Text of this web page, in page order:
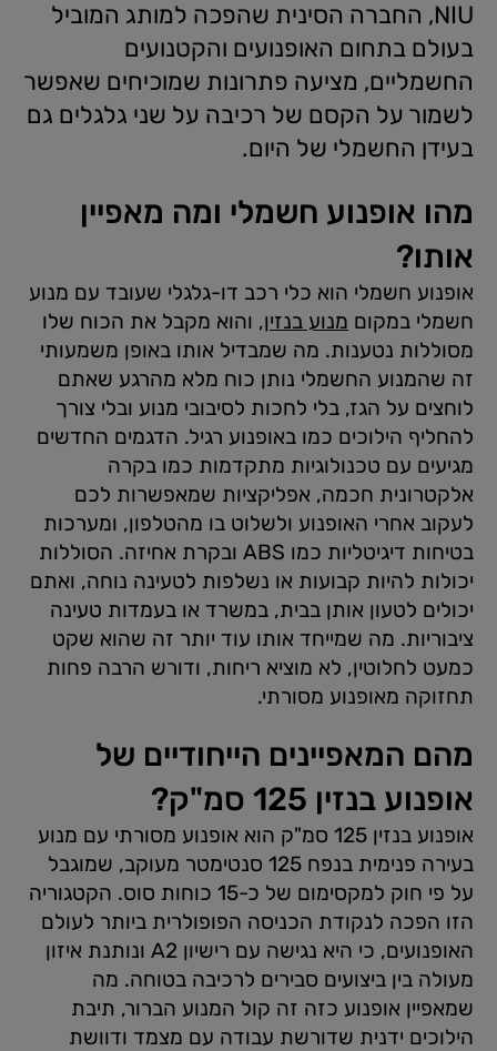
NIU, החברה הסינית שהפכה למותג המוביל
בעולם בתחום האופנועים והקטנועים
החשמליים, מציעה פתרונות שמוכיחים שאפשר
לשמור על הקסם של רכיבה על שני גלגלים גם
בעידן החשמלי של היום.
מהו אופנוע חשמלי ומה מאפיין
אותו?
אופנוע חשמלי הוא כלי רכב דו-גלגלי שעובד עם מנוע
חשמלי במקום מנוע בנזין, והוא מקבל את הכוח שלו
מסוללות נטענות. מה שמבדיל אותו באופן משמעותי
זה שהמנוע החשמלי נותן כוח מלא מהרגע שאתם
לוחצים על הגז, בלי לחכות לסיבובי מנוע ובלי צורך
להחליף הילוכים כמו באופנוע רגיל. הדגמים החדשים
מגיעים עם טכנולוגיות מתקדמות כמו בקרה
אלקטרונית חכמה, אפליקציות שמאפשרות לכם
לעקוב אחרי האופנוע ולשלוט בו מהטלפון, ומערכות
בטיחות דיגיטליות כמו ABS ובקרת אחיזה. הסוללות
יכולות להיות קבועות או נשלפות לטעינה נוחה, ואתם
יכולים לטעון אותן בבית, במשרד או בעמדות טעינה
ציבוריות. מה שמייחד אותו עוד יותר זה שהוא שקט
כמעט לחלוטין, לא מוציא ריחות, ודורש הרבה פחות
תחזוקה מאופנוע מסורתי.
מהם המאפיינים הייחודיים של
אופנוע בנזין 125 סמ"ק?
אופנוע בנזין 125 סמ"ק הוא אופנוע מסורתי עם מנוע
בעירה פנימית בנפח 125 סנטימטר מעוקב, שמוגבל
על פי חוק למקסימום של כ-15 כוחות סוס. הקטגוריה
הזו הפכה לנקודת הכניסה הפופולרית ביותר לעולם
האופנועים, כי היא נגישה עם רישיון A2 ונותנת איזון
מעולה בין ביצועים סבירים לרכיבה בטוחה. מה
שמאפיין אופנוע כזה זה קול המנוע הברור, תיבת
הילוכים ידנית שדורשת עבודה עם מצמד ודוושת